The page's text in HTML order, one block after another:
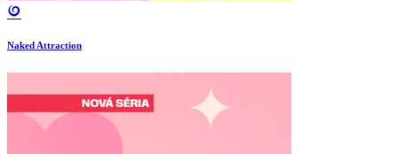
Naked Attraction